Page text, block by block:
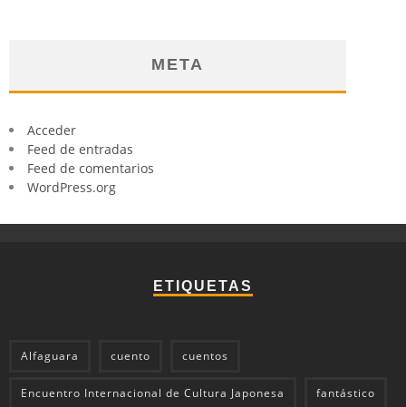
META
Acceder
Feed de entradas
Feed de comentarios
WordPress.org
ETIQUETAS
Alfaguara cuento cuentos
Encuentro Internacional de Cultura Japonesa fantástico